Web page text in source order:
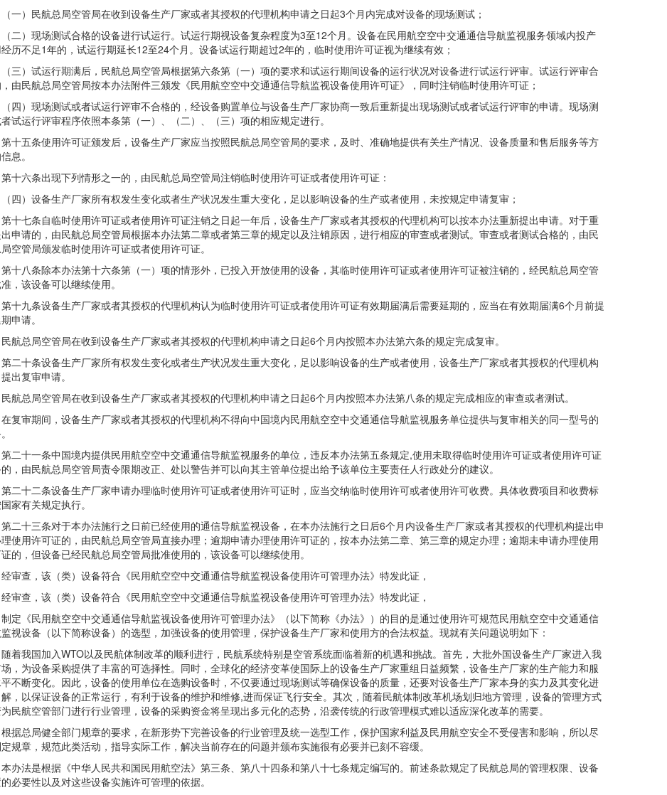
）民航总局空管局在收到设备生产厂家或者其授权的代理机构申请之日起3个月内完成对设备的现场测试；
）现场测试合格的设备进行试运行。试运行期视设备复杂程度为3至12个月。设备在民用航空空中交通通信导航监视服务领域内投产
历不足1年的，试运行期延长12至24个月。设备试运行期超过2年的，临时使用许可证视为继续有效；
）试运行期满后，民航总局空管局根据第六条第（一）项的要求和试运行期间设备的运行状况对设备进行试运行评审。试运行评审合
由民航总局空管局按本办法附件三颁发《民用航空空中交通通信导航监视设备使用许可证》，同时注销临时使用许可证；
）现场测试或者试运行评审不合格的，经设备购置单位与设备生产厂家协商一致后重新提出现场测试或者试运行评审的申请。现场测
试运行评审程序依照本条第（一）、（二）、（三）项的相应规定进行。
五条使用许可证颁发后，设备生产厂家应当按照民航总局空管局的要求，及时、准确地提供有关生产情况、设备质量和售后服务等方
息。
六条出现下列情形之一的，由民航总局空管局注销临时使用许可证或者使用许可证：
）设备生产厂家所有权发生变化或者生产状况发生重大变化，足以影响设备的生产或者使用，未按规定申请复审；
七条自临时使用许可证或者使用许可证注销之日起一年后，设备生产厂家或者其授权的代理机构可以按本办法重新提出申请。对于重
申请的，由民航总局空管局根据本办法第二章或者第三章的规定以及注销原因，进行相应的审查或者测试。审查或者测试合格的，由民
空管局颁发临时使用许可证或者使用许可证。
八条除本办法第十六条第（一）项的情形外，已投入开放使用的设备，其临时使用许可证或者使用许可证被注销的，经民航总局空管
，该设备可以继续使用。
九条设备生产厂家或者其授权的代理机构认为临时使用许可证或者使用许可证有效期届满后需要延期的，应当在有效期届满6个月前提
申请。
总局空管局在收到设备生产厂家或者其授权的代理机构申请之日起6个月内按照本办法第六条的规定完成复审。
十条设备生产厂家所有权发生变化或者生产状况发生重大变化，足以影响设备的生产或者使用，设备生产厂家或者其授权的代理机构
出复审申请。
总局空管局在收到设备生产厂家或者其授权的代理机构申请之日起6个月内按照本办法第八条的规定完成相应的审查或者测试。
审期间，设备生产厂家或者其授权的代理机构不得向中国境内民用航空空中交通通信导航监视服务单位提供与复审相关的同一型号的
十一条中国境内提供民用航空空中交通通信导航监视服务的单位，违反本办法第五条规定,使用未取得临时使用许可证或者使用许可证
，由民航总局空管局责令限期改正、处以警告并可以向其主管单位提出给予该单位主要责任人行政处分的建议。
十二条设备生产厂家申请办理临时使用许可证或者使用许可证时，应当交纳临时使用许可或者使用许可收费。具体收费项目和收费标
家有关规定执行。
十三条对于本办法施行之日前已经使用的通信导航监视设备，在本办法施行之日后6个月内设备生产厂家或者其授权的代理机构提出申
使用许可证的，由民航总局空管局直接办理；逾期申请办理使用许可证的，按本办法第二章、第三章的规定办理；逾期未申请办理使用
的，但设备已经民航总局空管局批准使用的，该设备可以继续使用。
查，该（类）设备符合《民用航空空中交通通信导航监视设备使用许可管理办法》特发此证，
查，该（类）设备符合《民用航空空中交通通信导航监视设备使用许可管理办法》特发此证，
《民用航空空中交通通信导航监视设备使用许可管理办法》（以下简称《办法》）的目的是通过使用许可规范民用航空空中交通通信
视设备（以下简称设备）的选型，加强设备的使用管理，保护设备生产厂家和使用方的合法权益。现就有关问题说明如下：
我国加入WTO以及民航体制改革的顺利进行，民航系统特别是空管系统面临着新的机遇和挑战。首先，大批外国设备生产厂家进入我
，为设备采购提供了丰富的可选择性。同时，全球化的经济变革使国际上的设备生产厂家重组日益频繁，设备生产厂家的生产能力和服
不断变化。因此，设备的使用单位在选购设备时，不仅要通过现场测试等确保设备的质量，还要对设备生产厂家本身的实力及其变化进
，以保证设备的正常运行，有利于设备的维护和维修,进而保证飞行安全。其次，随着民航体制改革机场划归地方管理，设备的管理方式
民航空管部门进行行业管理，设备的采购资金将呈现出多元化的态势，沿袭传统的行政管理模式难以适应深化改革的需要。
总局健全部门规章的要求，在新形势下完善设备的行业管理及统一选型工作，保护国家利益及民用航空安全不受侵害和影响，所以尽
规章，规范此类活动，指导实际工作，解决当前存在的问题并颁布实施很有必要并已刻不容缓。
法是根据《中华人民共和国民用航空法》第三条、第八十四条和第八十七条规定编写的。前述条款规定了民航总局的管理权限、设备
必要性以及对这些设备实施许可管理的依据。